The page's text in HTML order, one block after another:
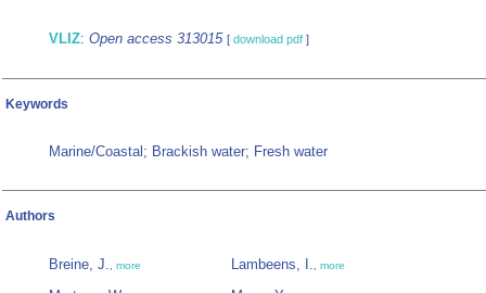
VLIZ: Open access 313015 [ download pdf ]
Keywords
Marine/Coastal; Brackish water; Fresh water
Authors
Breine, J., more Lambeens, I., more